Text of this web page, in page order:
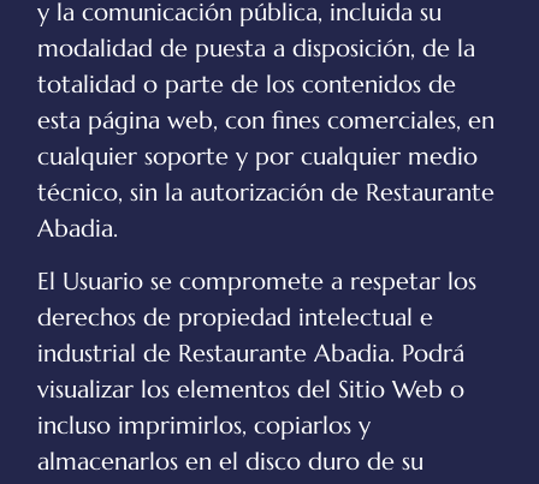
y la comunicación pública, incluida su
modalidad de puesta a disposición, de la
totalidad o parte de los contenidos de
esta página web, con fines comerciales, en
cualquier soporte y por cualquier medio
técnico, sin la autorización de Restaurante
Abadia.
El Usuario se compromete a respetar los
derechos de propiedad intelectual e
industrial de Restaurante Abadia. Podrá
visualizar los elementos del Sitio Web o
incluso imprimirlos, copiarlos y
almacenarlos en el disco duro de su